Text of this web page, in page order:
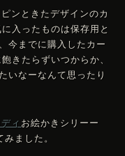
ンときたデザインのカ
入ったものは保存用と
今までに購入したカー
きたらずいつからか、
いなーなんて思ったり
ィ お絵かきシリーー
ました。